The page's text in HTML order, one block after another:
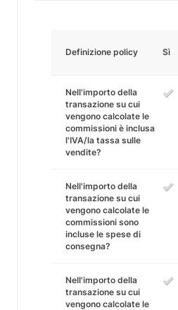
Definizione policy Sì
Nell'importo della
transazione su cui
vengono calcolate le
commissioni è inclusa
l'IVA/la tassa sulle
vendite?
Nell'importo della
transazione su cui
vengono calcolate le
commissioni sono
incluse le spese di
consegna?
Nell'importo della
transazione su cui
vengono calcolate le